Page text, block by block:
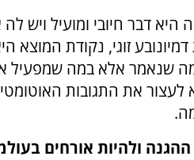
דבר חיובי ומועיל ויש
זוגי, נקודת המוצא
שנאמר אלא במה שמפעיל
את התגובות
ולהיות אורחים